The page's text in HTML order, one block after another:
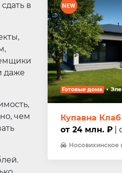
в
даже
чем
Готовые дома
Купавна Клаб
от 24 млн. ₽ |
Носовихинское